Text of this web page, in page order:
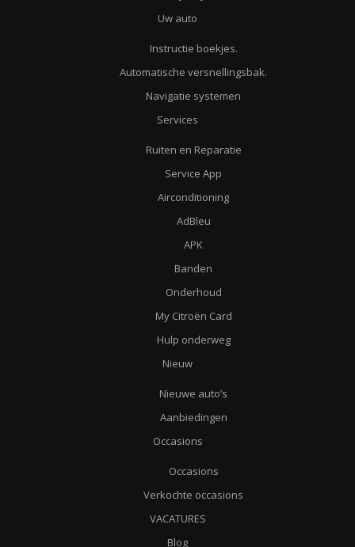
Uw auto
Instructie boekjes.
Automatische versnellingsbak.
Navigatie systemen
Services
Ruiten en Reparatie
Service App
Airconditioning
AdBleu
APK
Banden
Onderhoud
My Citroën Card
Hulp onderweg
Nieuw
Nieuwe auto’s
Aanbiedingen
Occasions
Occasions
Verkochte occasions
VACATURES
Blog